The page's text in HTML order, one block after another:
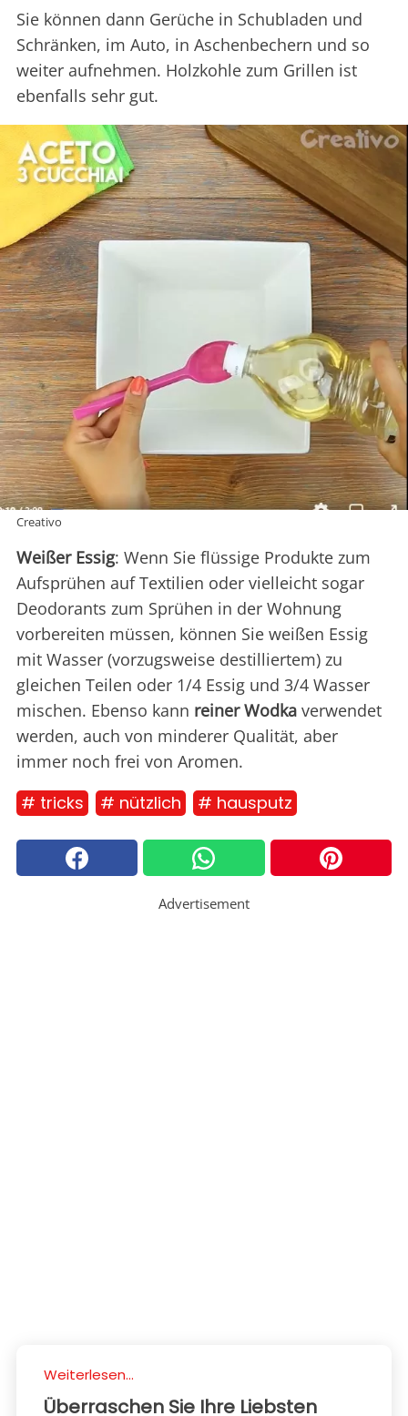
Sie können dann Gerüche in Schubladen und
Schränken, im Auto, in Aschenbechern und so
weiter aufnehmen. Holzkohle zum Grillen ist
ebenfalls sehr gut.
Creativo
Weißer Essig: Wenn Sie flüssige Produkte zum
Aufsprühen auf Textilien oder vielleicht sogar
Deodorants zum Sprühen in der Wohnung
vorbereiten müssen, können Sie weißen Essig
mit Wasser (vorzugsweise destilliertem) zu
gleichen Teilen oder 1/4 Essig und 3/4 Wasser
mischen. Ebenso kann reiner Wodka verwendet
werden, auch von minderer Qualität, aber
immer noch frei von Aromen.
# tricks # nützlich # hausputz
Advertisement
Weiterlesen...
Überraschen Sie Ihre Liebsten